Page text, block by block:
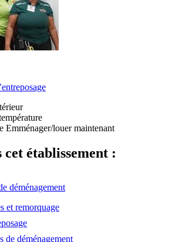
Emménager/louer maintenant
cet établissement :
déménagement
et remorquage
de déménagement